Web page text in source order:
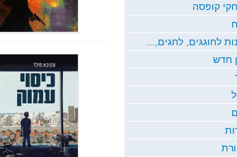
קופסה
לחוגגים, לחגים,...
חדש